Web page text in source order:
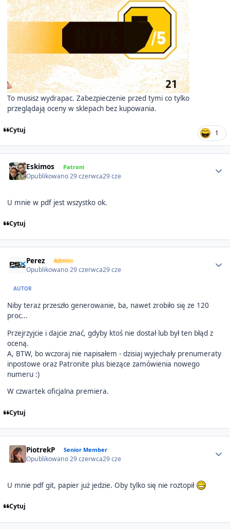
To musisz wydrapac. Zabezpieczenie przed tymi co tylko
przeglądają oceny w sklepach bez kupowania.
Cytuj 1
Eskimos Patroni
Opublikowano29 czerwca29 cze
U mnie w pdf jest wszystko ok.
Cytuj
Perez Admini
Opublikowano29 czerwca29 cze
AUTOR
Niby teraz przeszło generowanie, ba, nawet zrobiło się ze 120
proc...
Przejrzyjcie i dajcie znać, gdyby ktoś nie dostał lub był ten błąd z
oceną.
A, BTW, bo wczoraj nie napisałem - dzisiaj wyjechały prenumeraty
inpostowe oraz Patronite plus biezące zamówienia nowego
numeru :)
W czwartek oficjalna premiera.
Cytuj
PiotrekP Senior Member
Opublikowano29 czerwca29 cze
U mnie pdf git, papier już jedzie. Oby tylko się nie roztopił
Cytuj